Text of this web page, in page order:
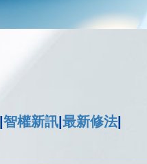
智權新訊 最新修法|